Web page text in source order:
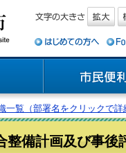
一覧（部署名をクリックで詳
整備計画及び事後